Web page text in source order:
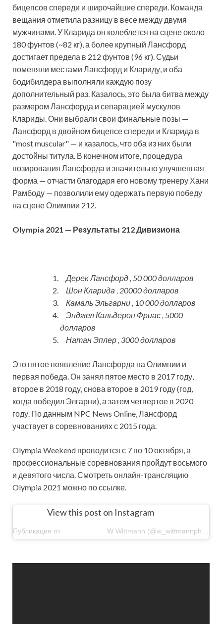
бицепсов спереди и широчайшие спереди. Команда
вещания отметила разницу в весе между двумя
мужчинами. У Кларида он колеблется на сцене около
180 фунтов (~82 кг), а более крупный Лансфорд
достигает предела в 212 фунтов (96 кг). Судьи
поменяли местами Лансфорд и Клариду, и оба
бодибилдера выполняли каждую позу
дополнительный раз. Казалось, это была битва между
размером Лансфорда и сепарацией мускулов
Клариды. Они выбрали свои финальные позы —
Лансфорд в двойном бицепсе спереди и Кларида в
"most muscular" — и казалось, что оба из них были
достойны титула. В конечном итоге, процедура
позирования Лансфорда и значительно улучшенная
форма — отчасти благодаря его новому тренеру Хани
Рамбоду — позволили ему одержать первую победу
на сцене Олимпии 212.
Olympia 2021 — Результаты 212 Дивизиона
Дерек Лансфорд , 50 000 долларов
Шон Кларида , 20000 долларов
Камаль Эльгарни , 10 000 долларов
Энджел Кальдерон Фриас , 5000
долларов
Натан Эплер , 3000 долларов
Это пятое появление Лансфорда на Олимпии и
первая победа. Он занял пятое место в 2017 году,
второе в 2018 году, снова второе в 2019 году (год,
когда победил Элгарни), а затем четвертое в 2020
году. По данным NPC News Online, Лансфорд
участвует в соревнованиях с 2015 года.
Olympia Weekend проводится с 7 по 10 октября, а
профессиональные соревнования пройдут восьмого
и девятого числа. Смотреть онлайн-трансляцию
Olympia 2021 можно по ссылке.
View this post on Instagram